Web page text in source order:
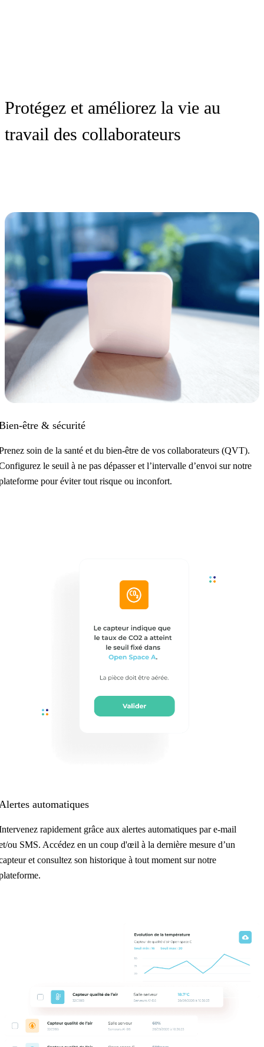
Protégez et améliorez la vie au
travail des collaborateurs
être & sécurité
soin de la santé et du bien-être de vos collaborateurs (QVT).
le seuil à ne pas dépasser et l’intervalle d’envoi sur notre
pour éviter tout risque ou inconfort.
automatiques
rapidement grâce aux alertes automatiques par e-mail
ou SMS. Accédez en un coup d'œil à la dernière mesure d’un
et consultez son historique à tout moment sur notre